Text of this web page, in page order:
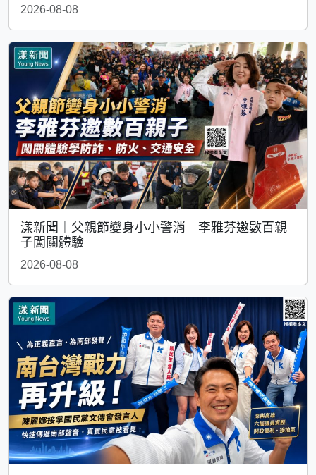
2026-08-08
漾新聞｜父親節變身小小警消 李雅芬邀數百親
子闖關體驗
2026-08-08